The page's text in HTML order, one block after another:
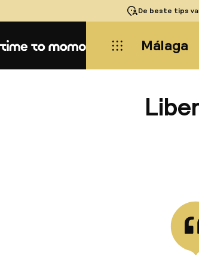
De beste tips
Home Málaga